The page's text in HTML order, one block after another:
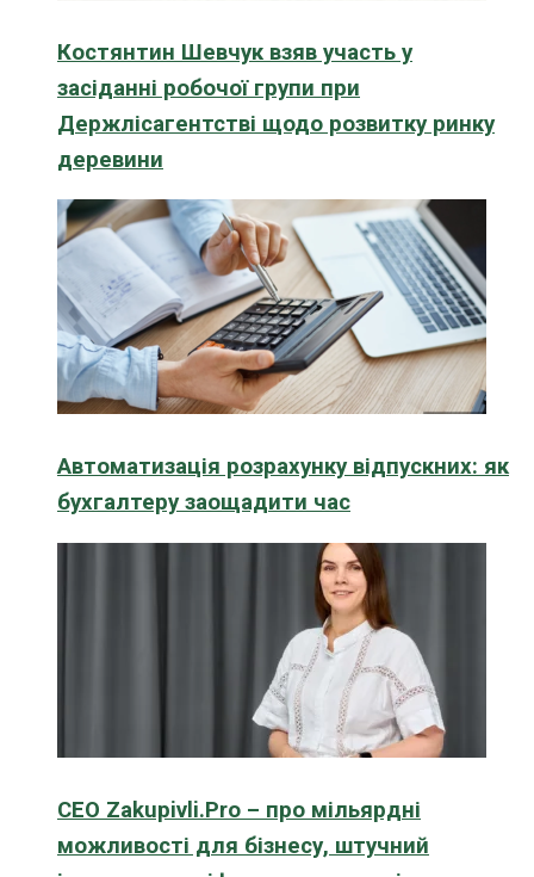
Костянтин Шевчук взяв участь у
засіданні робочої групи при
Держлісагентстві щодо розвитку ринку
деревини
Автоматизація розрахунку відпускних: як
бухгалтеру заощадити час
CEO Zakupivli.Pro – про мільярдні
можливості для бізнесу, штучний